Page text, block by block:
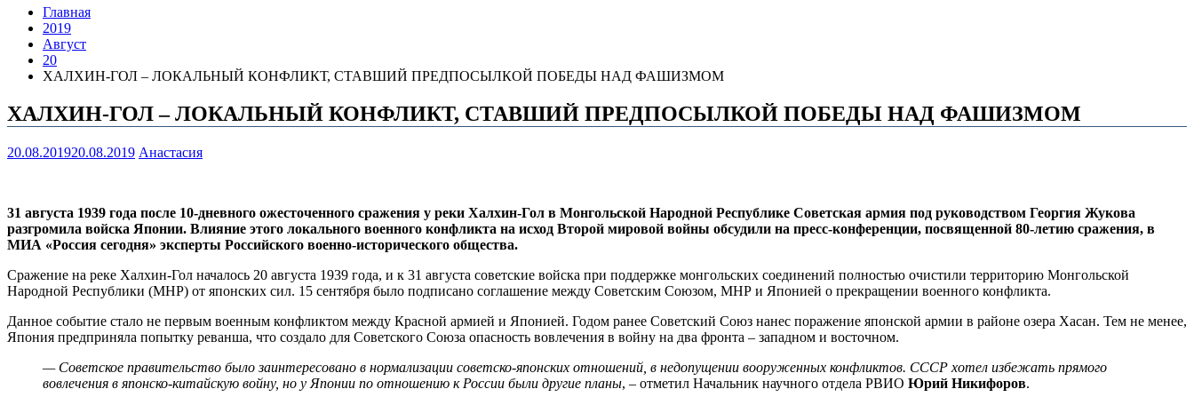
Главная
2019
Август
20
ХАЛХИН-ГОЛ – ЛОКАЛЬНЫЙ КОНФЛИКТ, СТАВШИЙ ПРЕДПОСЫЛКОЙ ПОБЕДЫ НАД ФАШИЗМОМ
ХАЛХИН-ГОЛ – ЛОКАЛЬНЫЙ КОНФЛИКТ, СТАВШИЙ ПРЕДПОСЫЛКОЙ ПОБЕДЫ НАД ФАШИЗМОМ
20.08.201920.08.2019 Анастасия
31 августа 1939 года после 10-дневного ожесточенного сражения у реки Халхин-Гол в Монгольской Народной Республике Советская армия под руководством Георгия Жукова
разгромила войска Японии. Влияние этого локального военного конфликта на исход Второй мировой войны обсудили на пресс-конференции, посвященной 80-летию сражения, в
МИА «Россия сегодня» эксперты Российского военно-исторического общества.
Сражение на реке Халхин-Гол началось 20 августа 1939 года, и к 31 августа советские войска при поддержке монгольских соединений полностью очистили территорию Монгольской
Народной Республики (МНР) от японских сил. 15 сентября было подписано соглашение между Советским Союзом, МНР и Японией о прекращении военного конфликта.
Данное событие стало не первым военным конфликтом между Красной армией и Японией. Годом ранее Советский Союз нанес поражение японской армии в районе озера Хасан. Тем не менее,
Япония предприняла попытку реванша, что создало для Советского Союза опасность вовлечения в войну на два фронта – западном и восточном.
— Советское правительство было заинтересовано в нормализации советско-японских отношений, в недопущении вооруженных конфликтов. СССР хотел избежать прямого
вовлечения в японско-китайскую войну, но у Японии по отношению к России были другие планы, – отметил Начальник научного отдела РВИО Юрий Никифоров.